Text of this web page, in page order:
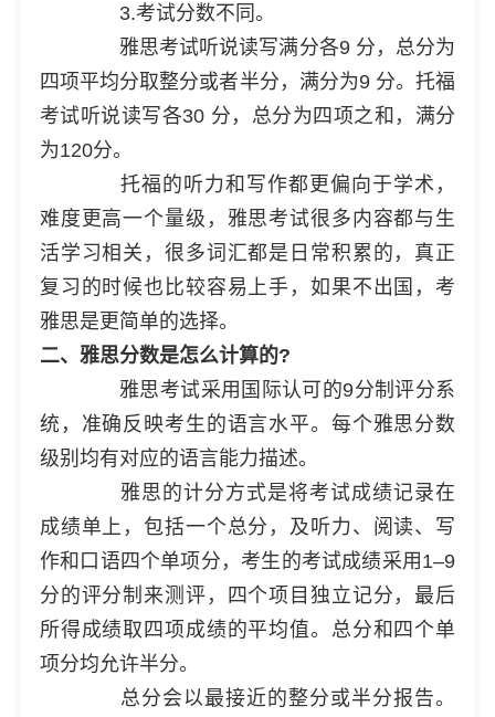
3.考试分数不同。
雅思考试听说读写满分各9 分，总分为
四项平均分取整分或者半分，满分为9 分。托福
考试听说读写各30 分，总分为四项之和，满分
为120分。
托福的听力和写作都更偏向于学术，
难度更高一个量级，雅思考试很多内容都与生
活学习相关，很多词汇都是日常积累的，真正
复习的时候也比较容易上手，如果不出国，考
雅思是更简单的选择。
二、雅思分数是怎么计算的?
雅思考试采用国际认可的9分制评分系
统，准确反映考生的语言水平。每个雅思分数
级别均有对应的语言能力描述。
雅思的计分方式是将考试成绩记录在
成绩单上，包括一个总分，及听力、阅读、写
作和口语四个单项分，考生的考试成绩采用1–9
分的评分制来测评，四个项目独立记分，最后
所得成绩取四项成绩的平均值。总分和四个单
项分均允许半分。
总分会以最接近的整分或半分报告。